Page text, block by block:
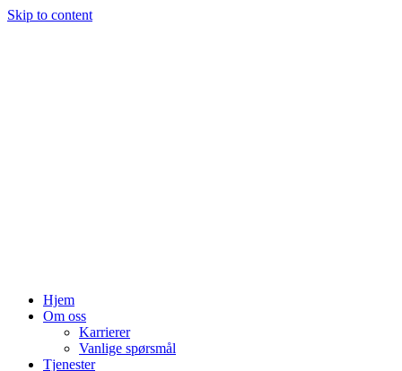
Skip to content
Hjem
Om oss
Karrierer
Vanlige spørsmål
Tjenester